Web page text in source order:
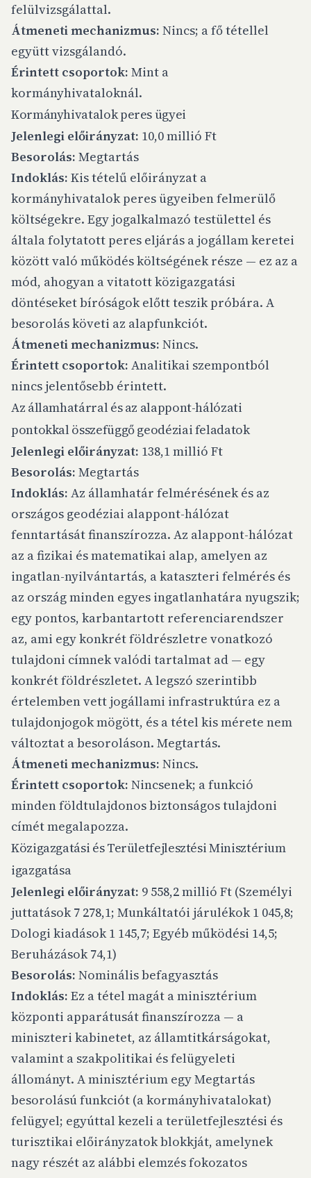
felülvizsgálattal.
Átmeneti mechanizmus: Nincs; a fő tétellel
együtt vizsgálandó.
Érintett csoportok: Mint a
kormányhivataloknál.
Kormányhivatalok peres ügyei
Jelenlegi előirányzat: 10,0 millió Ft
Besorolás: Megtartás
Indoklás: Kis tételű előirányzat a
kormányhivatalok peres ügyeiben felmerülő
költségekre. Egy jogalkalmazó testülettel és
általa folytatott peres eljárás a jogállam keretei
között való működés költségének része — ez az a
mód, ahogyan a vitatott közigazgatási
döntéseket bíróságok előtt teszik próbára. A
besorolás követi az alapfunkciót.
Átmeneti mechanizmus: Nincs.
Érintett csoportok: Analitikai szempontból
nincs jelentősebb érintett.
Az államhatárral és az alappont-hálózati
pontokkal összefüggő geodéziai feladatok
Jelenlegi előirányzat: 138,1 millió Ft
Besorolás: Megtartás
Indoklás: Az államhatár felmérésének és az
országos geodéziai alappont-hálózat
fenntartását finanszírozza. Az alappont-hálózat
az a fizikai és matematikai alap, amelyen az
ingatlan-nyilvántartás, a kataszteri felmérés és
az ország minden egyes ingatlanhatára nyugszik;
egy pontos, karbantartott referenciarendszer
az, ami egy konkrét földrészletre vonatkozó
tulajdoni címnek valódi tartalmat ad — egy
konkrét földrészletet. A legszó szerintibb
értelemben vett jogállami infrastruktúra ez a
tulajdonjogok mögött, és a tétel kis mérete nem
változtat a besoroláson. Megtartás.
Átmeneti mechanizmus: Nincs.
Érintett csoportok: Nincsenek; a funkció
minden földtulajdonos biztonságos tulajdoni
címét megalapozza.
Közigazgatási és Területfejlesztési Minisztérium
igazgatása
Jelenlegi előirányzat: 9 558,2 millió Ft (Személyi
juttatások 7 278,1; Munkáltatói járulékok 1 045,8;
Dologi kiadások 1 145,7; Egyéb működési 14,5;
Beruházások 74,1)
Besorolás: Nominális befagyasztás
Indoklás: Ez a tétel magát a minisztérium
központi apparátusát finanszírozza — a
miniszteri kabinetet, az államtitkárságokat,
valamint a szakpolitikai és felügyeleti
állományt. A minisztérium egy Megtartás
besorolású funkciót (a kormányhivatalokat)
felügyel; egyúttal kezeli a területfejlesztési és
turisztikai előirányzatok blokkját, amelynek
nagy részét az alábbi elemzés fokozatos